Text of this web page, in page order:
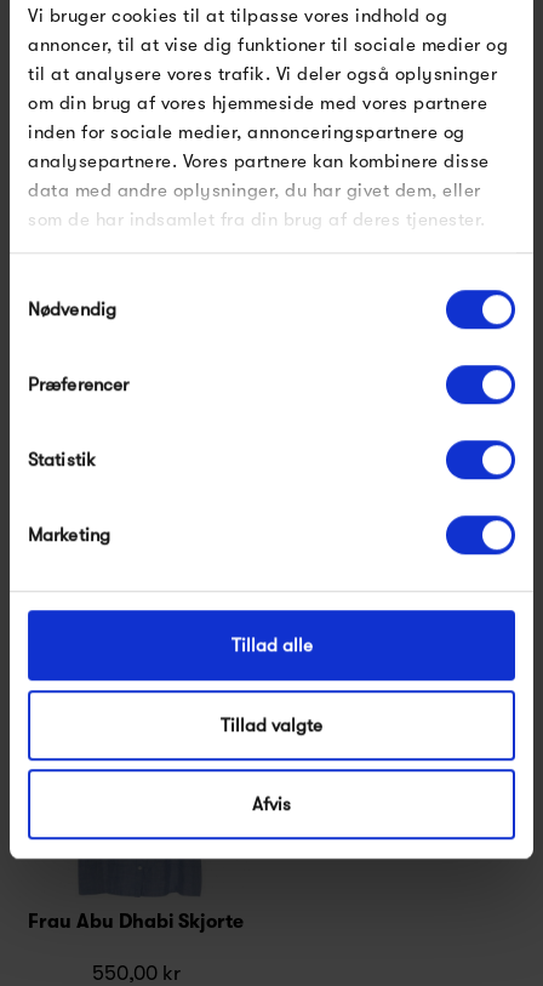
Vi bruger cookies til at tilpasse vores indhold og
annoncer, til at vise dig funktioner til sociale medier og
til at analysere vores trafik. Vi deler også oplysninger
om din brug af vores hjemmeside med vores partnere
inden for sociale medier, annonceringspartnere og
analysepartnere. Vores partnere kan kombinere disse
data med andre oplysninger, du har givet dem, eller
som de har indsamlet fra din brug af deres tjenester.
Nødvendig
Præferencer
Statistik
Marketing
Tillad alle
Tillad valgte
Afvis
Frau Tirana Uld Top Med
Rullekrave
600,00 kr
Frau Stockholm Denim
Top
600,00 kr
550,00 kr
Frau Seoul Lang Skjorte
650,00 kr
Frau Abu Dhabi Skjorte
550,00 kr